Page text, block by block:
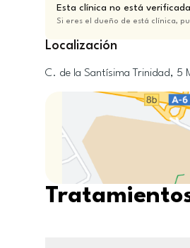
Esta clínica no está verificada
Si eres el dueño de está clínica,
Localización
C. de la Santísima Trinidad, 5